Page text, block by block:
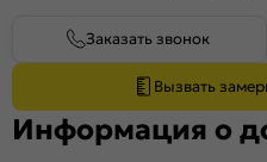
Заказать звонок
Вызвать
Информация о